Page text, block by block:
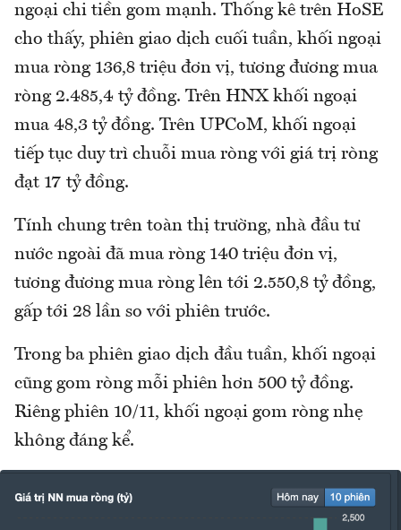
ngoại chi tiền gom mạnh. Thống kê trên HoSE
cho thấy, phiên giao dịch cuối tuần, khối ngoại
mua ròng 136,8 triệu đơn vị, tương đương mua
ròng 2.485,4 tỷ đồng. Trên HNX khối ngoại
mua 48,3 tỷ đồng. Trên UPCoM, khối ngoại
tiếp tục duy trì chuỗi mua ròng với giá trị ròng
đạt 17 tỷ đồng.
Tính chung trên toàn thị trường, nhà đầu tư
nước ngoài đã mua ròng 140 triệu đơn vị,
tương đương mua ròng lên tới 2.550,8 tỷ đồng,
gấp tới 28 lần so với phiên trước.
Trong ba phiên giao dịch đầu tuần, khối ngoại
cũng gom ròng mỗi phiên hơn 500 tỷ đồng.
Riêng phiên 10/11, khối ngoại gom ròng nhẹ
không đáng kể.